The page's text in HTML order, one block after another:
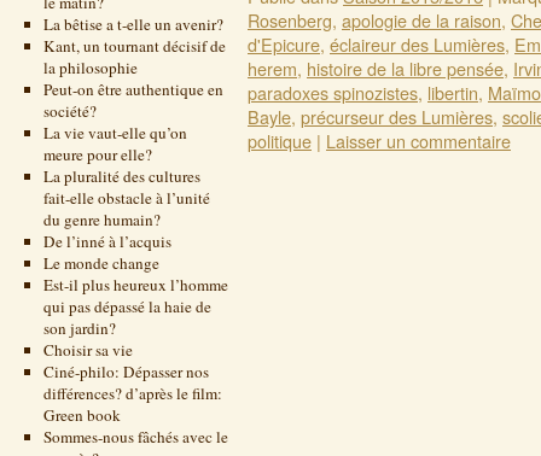
La bêtise a t-elle un avenir?
Kant, un tournant décisif de
la philosophie
Peut-on être authentique en
société?
La vie vaut-elle qu’on
meure pour elle?
La pluralité des cultures
fait-elle obstacle à l’unité
du genre humain?
De l’inné à l’acquis
Le monde change
Est-il plus heureux l’homme
qui pas dépassé la haie de
son jardin?
Choisir sa vie
Ciné-philo: Dépasser nos
différences? d’après le film:
Green book
Sommes-nous fâchés avec le
Rosenberg, apologie de la raison,
d'Epicure, éclaireur des Lumières,
herem, histoire de la libre pensée,
paradoxes spinozistes, libertin,
Bayle, précurseur des Lumières,
politique | Laisser un commentaire